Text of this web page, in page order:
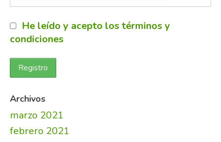
He leído y acepto los términos y
condiciones
Archivos
marzo 2021
febrero 2021